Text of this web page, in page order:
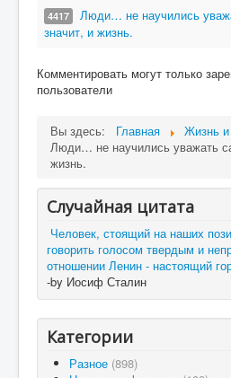
4417
Люди… не научились
значит, и жизнь.
Комментировать могут только
пользователи
Вы здесь: Главная
Жизнь
Люди… не научились уважать
жизнь.
Случайная цитата
Человек, стоящий на наших
говорить голосом твердым и
отношении Ленин - настоящий
-by Иосиф Сталин
Категории
Разное (898)